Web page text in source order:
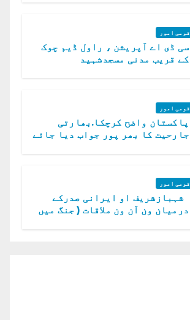
قومی امور
سی ڈی اے آپریشن ، راول ڈیم چوک
کے قریب مدنی مسجدشہید
قومی امور
پاکستان واضح کرچکا.بھارتی
جارحیت کا بھر پور جواب دیا جائے
قومی امور
شہبازشریف او ایرانی صدرکے
درمیان ون آن ون ملاقات ( جنگ میں